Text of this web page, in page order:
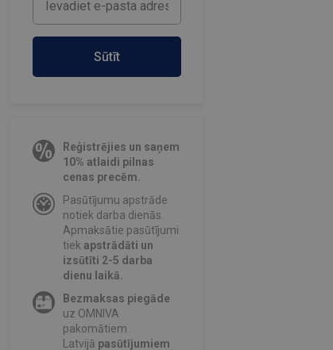
Sūtīt
Reģistrējies un saņem
10% atlaidi pilnas
cenas precēm.
Pasūtījumu apstrāde
notiek darba dienās.
Apmaksātie pasūtījumi
tiekapstrādāti un
izsūtīti 2-5 darba
dienu laikā.
Bezmaksas piegāde
uz OMNIVA
pakomātiem
Latvijā pasūtījumiem